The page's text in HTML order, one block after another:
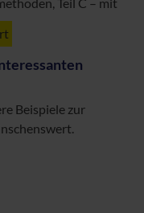
Teil C – mit
Beispiele zur